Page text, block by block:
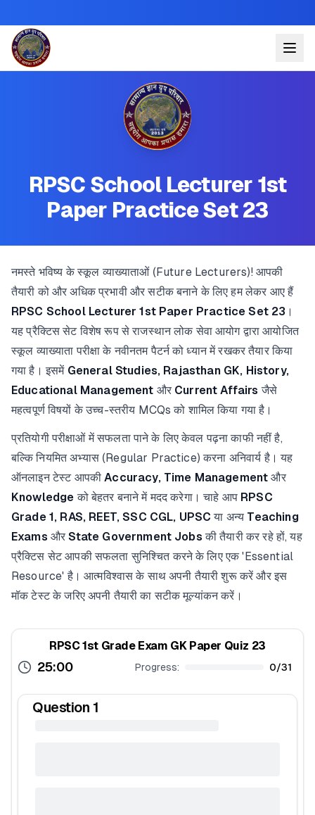
RPSC School Lecturer 1st
Paper Practice Set 23
नमस्ते भविष्य के स्कूल व्याख्याताओं (Future Lecturers)! आपकी
तैयारी को और अधिक प्रभावी और सटीक बनाने के लिए हम लेकर आए हैं
RPSC School Lecturer 1st Paper Practice Set 23 ।
यह प्रैक्टिस सेट विशेष रूप से राजस्थान लोक सेवा आयोग द्वारा आयोजित
स्कूल व्याख्याता परीक्षा के नवीनतम पैटर्न को ध्यान में रखकर तैयार किया
गया है। इसमें General Studies, Rajasthan GK, History,
Educational Management और Current Affairs जैसे
महत्वपूर्ण विषयों के उच्च-स्तरीय MCQs को शामिल किया गया है।
प्रतियोगी परीक्षाओं में सफलता पाने के लिए केवल पढ़ना काफी नहीं है,
बल्कि नियमित अभ्यास (Regular Practice) करना अनिवार्य है। यह
ऑनलाइन टेस्ट आपकीAccuracy, Time Management और
Knowledge को बेहतर बनाने में मदद करेगा। चाहे आप RPSC
Grade 1, RAS, REET, SSC CGL, UPSC या अन्य Teaching
Exams औरState Government Jobs की तैयारी कर रहे हों, यह
प्रैक्टिस सेट आपकी सफलता सुनिश्चित करने के लिए एक 'Essential
Resource' है। आत्मविश्वास के साथ अपनी तैयारी शुरू करें और इस
मॉक टेस्ट के जरिए अपनी तैयारी का सटीक मूल्यांकन करें।
RPSC 1st Grade Exam GK Paper Quiz 23
25:00 Progress: 0/31
Question 1